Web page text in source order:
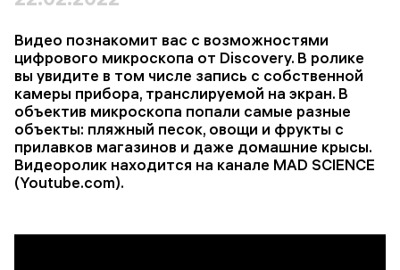
Видео познакомит вас с возможностями
цифрового микроскопа от Discoverу. В ролике
вы увидите в том числе запись с собственной
камеры прибора, транслируемой на экран. В
объектив микроскопа попали самые разные
объекты: пляжный песок, овощи и фрукты с
прилавков магазинов и даже домашние крысы.
Видеоролик находится на канале MAD SCIENCE
(Youtube.com).